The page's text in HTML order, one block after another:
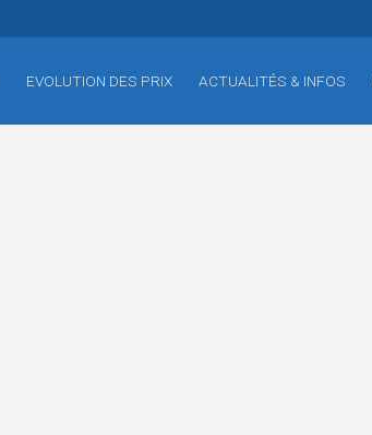
EVOLUTION DES PRIX ACTUALITÉS & INFOS